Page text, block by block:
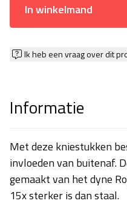
In winkelmand
Ik heb een vraag over dit
Informatie
Met deze kniestukken
invloeden van buitenaf.
gemaakt van het dyne
15x sterker is dan staal.